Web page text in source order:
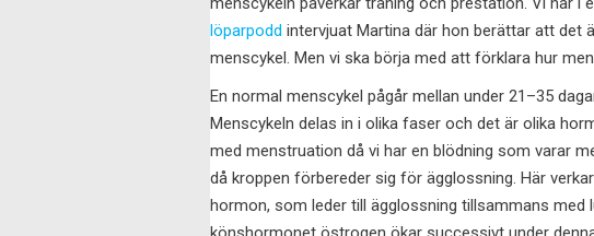
löparpodd intervjuat Martina där hon berättar att det
menscykel. Men vi ska börja med att förklara hur
En normal menscykel pågår mellan under 21–35
Menscykeln delas in i olika faser och det är olika
med menstruation då vi har en blödning som varar
då kroppen förbereder sig för ägglossning. Här
hormon, som leder till ägglossning tillsammans med